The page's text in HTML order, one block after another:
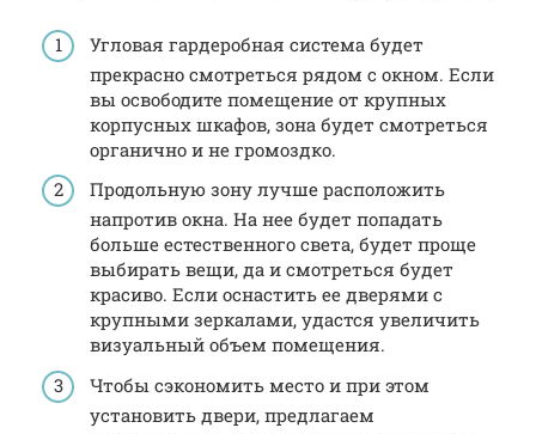
Угловая гардеробная система будет
прекрасно смотреться рядом с окном. Если
вы освободите помещение от крупных
корпусных шкафов, зона будет смотреться
органично и не громоздко.
Продольную зону лучше расположить
напротив окна. На нее будет попадать
больше естественного света, будет проще
выбирать вещи, да и смотреться будет
красиво. Если оснастить ее дверями с
крупными зеркалами, удастся увеличить
визуальный объем помещения.
Чтобы сэкономить место и при этом
установить двери, предлагаем